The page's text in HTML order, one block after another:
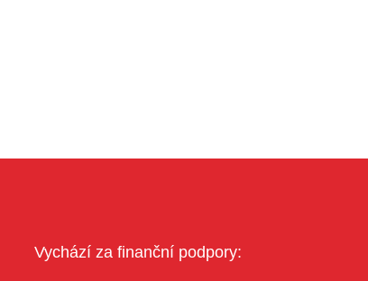
Vychází za finanční podpory: